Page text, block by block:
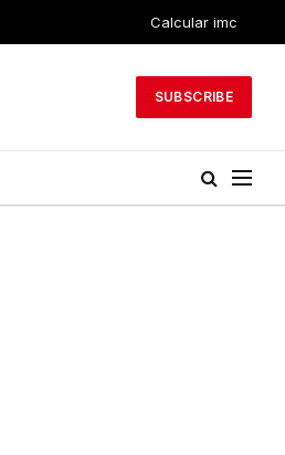
Calcular imc
SUBSCRIBE